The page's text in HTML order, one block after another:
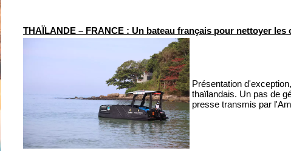
THAÏLANDE – FRANCE : Un bateau français pour nettoyer les
Présentation
thaïlandais. Un pas de
presse transmis par